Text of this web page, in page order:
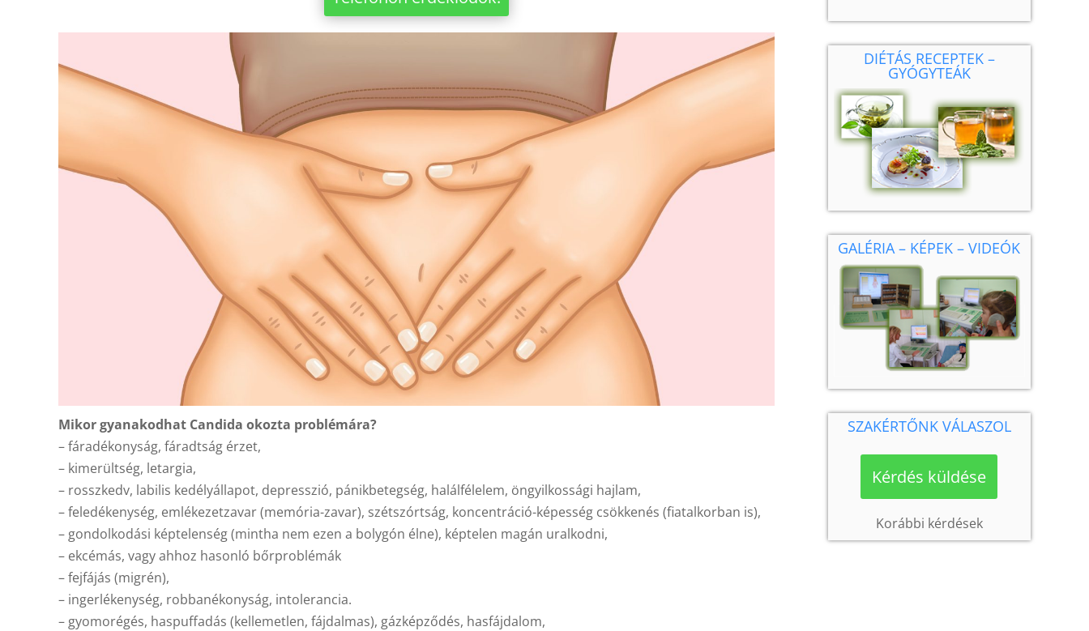
Mikor gyanakodhat Candida okozta problémára?
– fáradékonyság, fáradtság érzet,
– kimerültség, letargia,
– rosszkedv, labilis kedélyállapot, depresszió, pánikbetegség, halálfélelem, öngyilkossági hajlam,
– feledékenység, emlékezetzavar (memória-zavar), szétszórtság, koncentráció-képesség csökkenés (fiatalkorban is),
– gondolkodási képtelenség (mintha nem ezen a bolygón élne), képtelen magán uralkodni,
– ekcémás, vagy ahhoz hasonló bőrproblémák
– fejfájás (migrén),
– ingerlékenység, robbanékonyság, intolerancia.
– gyomorégés, haspuffadás (kellemetlen, fájdalmas), gázképződés, hasfájdalom,
DIÉTÁS RECEPTEK –
GYÓGYTEÁK
GALÉRIA – KÉPEK – VIDEÓK
SZAKÉRTŐNK VÁLASZOL
Kérdés küldése
Korábbi kérdések